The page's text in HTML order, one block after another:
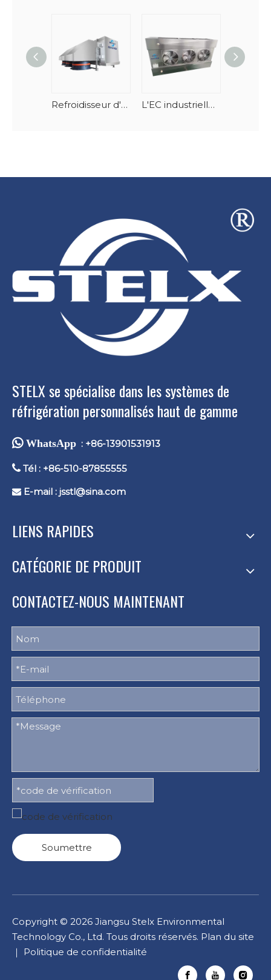
Refroidisseur d'air basse température haute performance longue portée L'EC industrielle commerciale fane double évaporateur de refroidisseur d'air de décharge pour l'usine de transformation des produits alimentaires
STELX se spécialise dans les systèmes de
réfrigération personnalisés haut de gamme
 WhatsApp : +86-13901531913
 Tél : +86-510-87855555
 E-mail : jsstl@sina.com
LIENS RAPIDES
CATÉGORIE DE PRODUIT
CONTACTEZ-NOUS MAINTENANT
Soumettre
Copyright © 2026 Jiangsu Stelx Environmental
Technology Co., Ltd. Tous droits réservés. Plan du site
｜ Politique de confidentialité